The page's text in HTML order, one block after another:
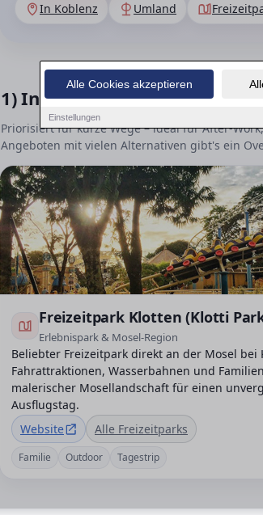
Alle Cookies akzeptieren
Einstellungen
In Koblenz Umland
1) In Koblenz: Klassiker,
Priorisiert für kurze Wege – ideal für After-
Angeboten mit vielen Alternativen gibt's ein
Freizeitpark Klotten (Klotti
Erlebnispark & Mosel-Region
Beliebter Freizeitpark direkt an der Mosel bei
Fahrattraktionen, Wasserbahnen und
malerischer Mosellandschaft für einen
Ausflugstag.
Website
Alle Freizeitparks
Familie Outdoor Tagestrip